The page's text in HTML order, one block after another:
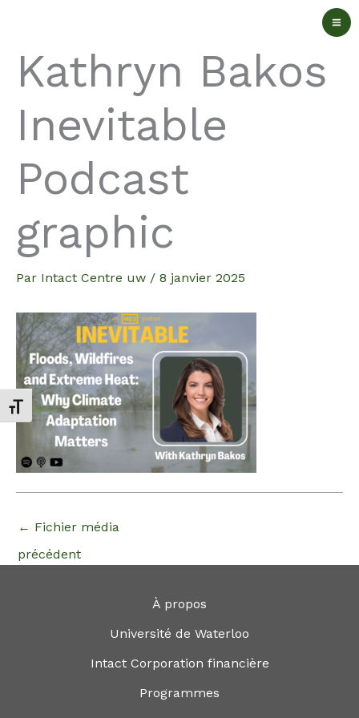
Changer la taille de la police
contenuKathryn Bakos
Inevitable
Podcast
graphic
Par Intact Centre uw / 8 janvier 2025
← Fichier média
précédent
À propos
Université de Waterloo
Intact Corporation financière
Programmes